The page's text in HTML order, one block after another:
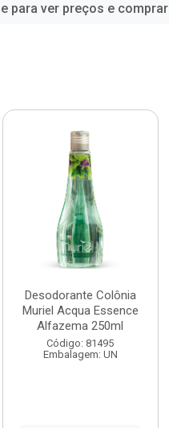
para ver preços e comprar
Desodorante Colônia
Muriel Acqua Essence
Alfazema 250ml
Código: 81495
Embalagem: UN